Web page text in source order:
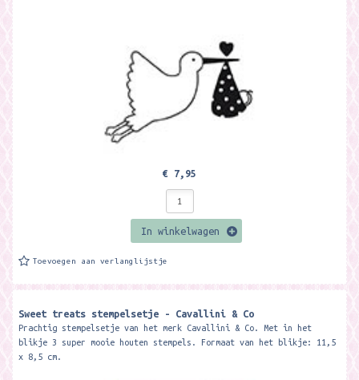
€ 7,95
In winkelwagen
Toevoegen aan verlanglijstje
Sweet treats stempelsetje - Cavallini & Co
Prachtig stempelsetje van het merk Cavallini & Co. Met in het
blikje 3 super mooie houten stempels. Formaat van het blikje: 11,5
x 8,5 cm.